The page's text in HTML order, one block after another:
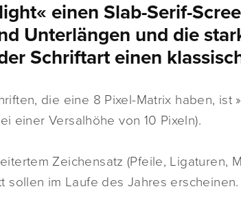
einen Slab-Serif-
Unterlängen und die
Schriftart einen
die eine 8 Pixel-Matrix haben, ist
einer Versalhöhe von 10 Pixeln).
Zeichensatz (Pfeile, Ligaturen,
sollen im Laufe des Jahres erscheinen.